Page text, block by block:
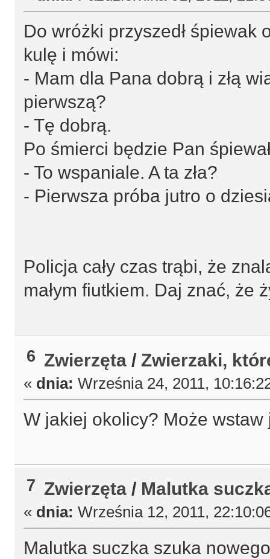
Do wróżki przyszedł śpiewak
kulę i mówi:
- Mam dla Pana dobrą i złą
pierwszą?
- Tę dobrą.
Po śmierci będzie Pan
- To wspaniale. A ta zła?
- Pierwsza próba jutro o
Policja cały czas trąbi, że
małym fiutkiem. Daj znać, że
6 Zwierzęta / Zwierzaki,
« dnia: Września 24, 2011,
W jakiej okolicy? Może
7 Zwierzęta / Malutka
« dnia: Września 12, 2011,
Malutka suczka szuka